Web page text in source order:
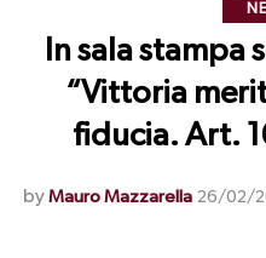
In sala stampa
“Vittoria
fiducia. Art.
by Mauro Mazzarella 26/02/